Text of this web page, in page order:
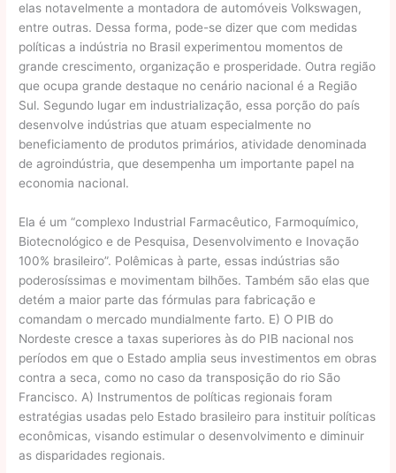
elas notavelmente a montadora de automóveis Volkswagen,
entre outras. Dessa forma, pode-se dizer que com medidas
políticas a indústria no Brasil experimentou momentos de
grande crescimento, organização e prosperidade. Outra região
que ocupa grande destaque no cenário nacional é a Região
Sul. Segundo lugar em industrialização, essa porção do país
desenvolve indústrias que atuam especialmente no
beneficiamento de produtos primários, atividade denominada
de agroindústria, que desempenha um importante papel na
economia nacional.
Ela é um “complexo Industrial Farmacêutico, Farmoquímico,
Biotecnológico e de Pesquisa, Desenvolvimento e Inovação
100% brasileiro”. Polêmicas à parte, essas indústrias são
poderosíssimas e movimentam bilhões. Também são elas que
detém a maior parte das fórmulas para fabricação e
comandam o mercado mundialmente farto. E) O PIB do
Nordeste cresce a taxas superiores às do PIB nacional nos
períodos em que o Estado amplia seus investimentos em obras
contra a seca, como no caso da transposição do rio São
Francisco. A) Instrumentos de políticas regionais foram
estratégias usadas pelo Estado brasileiro para instituir políticas
econômicas, visando estimular o desenvolvimento e diminuir
as disparidades regionais.